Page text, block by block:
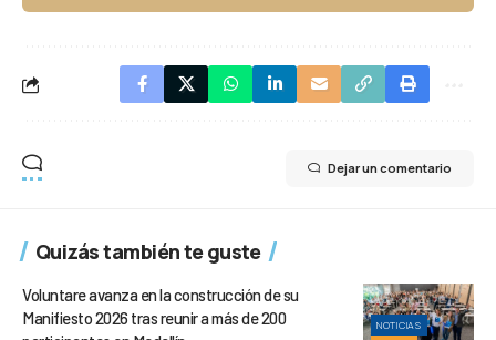
Dejar un comentario
Quizás también te guste
NOTICIAS
Voluntare avanza en la construcción de su
Manifiesto 2026 tras reunir a más de 200